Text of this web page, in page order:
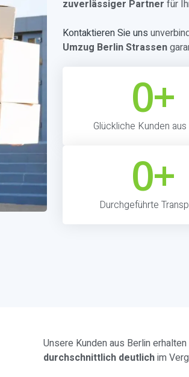
zuverlässiger Partner für
Kontaktieren Sie uns
Umzug Berlin Strassen
Glückliche Kunden aus
0+
Durchgeführte
0+
Unsere Kunden aus Berlin
durchschnittlich deutlichim